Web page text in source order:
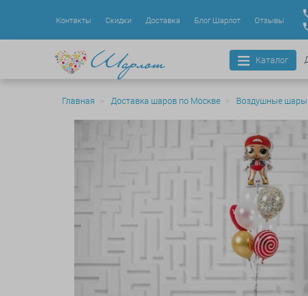
Контакты Скидки Доставка Блог Шарлот Отзывы
Каталог
Главная Доставка шаров по Москве Воздушные шары